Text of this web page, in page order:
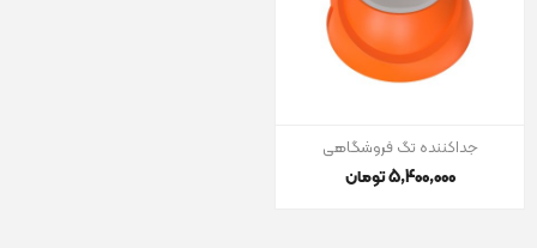
جداکننده تگ فروشگاهی
5٬400٬000 تومان